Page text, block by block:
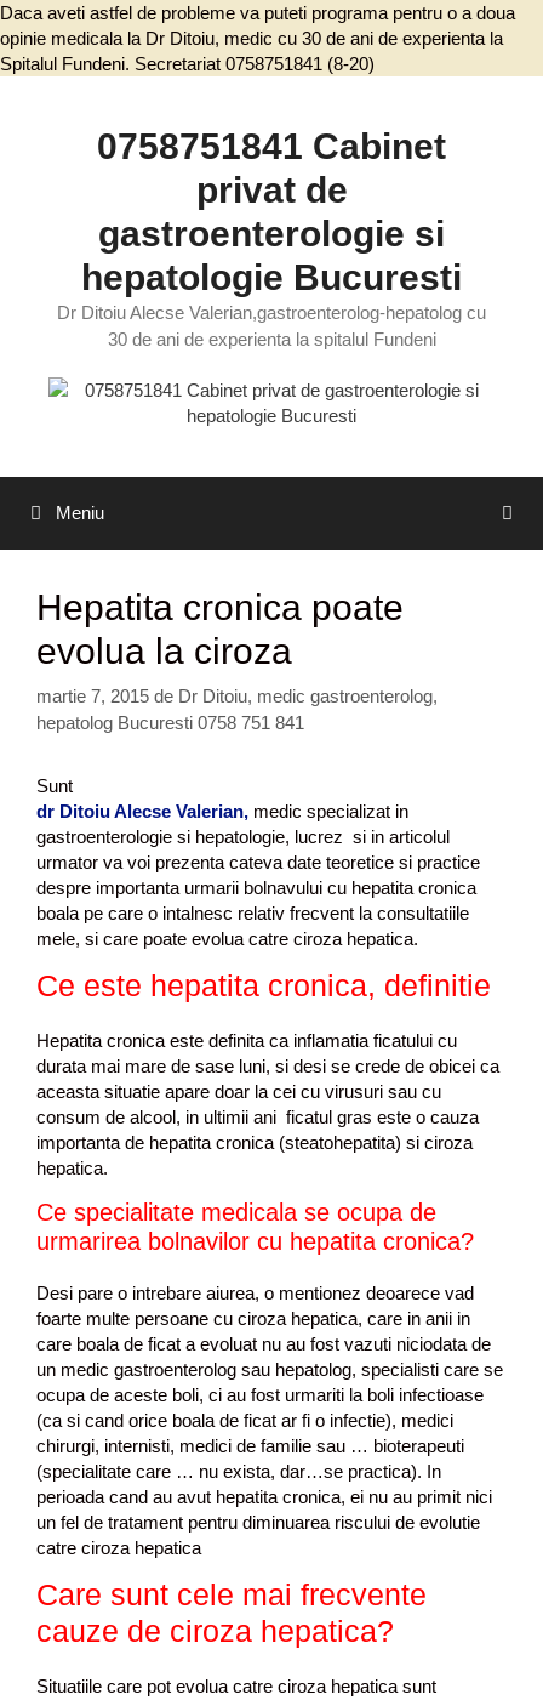
Daca aveti astfel de probleme va puteti programa pentru o a doua
opinie medicala la Dr Ditoiu, medic cu 30 de ani de experienta la
Spitalul Fundeni. Secretariat 0758751841 (8-20)
0758751841 Cabinet
privat de
gastroenterologie si
hepatologie Bucuresti
Dr Ditoiu Alecse Valerian,gastroenterolog-hepatolog cu
30 de ani de experienta la spitalul Fundeni
Meniu
Hepatita cronica poate
evolua la ciroza
martie 7, 2015 de Dr Ditoiu, medic gastroenterolog,
hepatolog Bucuresti 0758 751 841
Sunt
dr Ditoiu Alecse Valerian, medic specializat in
gastroenterologie si hepatologie, lucrez si in articolul
urmator va voi prezenta cateva date teoretice si practice
despre importanta urmarii bolnavului cu hepatita cronica
boala pe care o intalnesc relativ frecvent la consultatiile
mele, si care poate evolua catre ciroza hepatica.
Ce este hepatita cronica, definitie
Hepatita cronica este definita ca inflamatia ficatului cu
durata mai mare de sase luni, si desi se crede de obicei ca
aceasta situatie apare doar la cei cu virusuri sau cu
consum de alcool, in ultimii ani ficatul gras este o cauza
importanta de hepatita cronica (steatohepatita) si ciroza
hepatica.
Ce specialitate medicala se ocupa de
urmarirea bolnavilor cu hepatita cronica?
Desi pare o intrebare aiurea, o mentionez deoarece vad
foarte multe persoane cu ciroza hepatica, care in anii in
care boala de ficat a evoluat nu au fost vazuti niciodata de
un medic gastroenterolog sau hepatolog, specialisti care se
ocupa de aceste boli, ci au fost urmariti la boli infectioase
(ca si cand orice boala de ficat ar fi o infectie), medici
chirurgi, internisti, medici de familie sau … bioterapeuti
(specialitate care … nu exista, dar…se practica). In
perioada cand au avut hepatita cronica, ei nu au primit nici
un fel de tratament pentru diminuarea riscului de evolutie
catre ciroza hepatica
Care sunt cele mai frecvente
cauze de ciroza hepatica?
Situatiile care pot evolua catre ciroza hepatica sunt